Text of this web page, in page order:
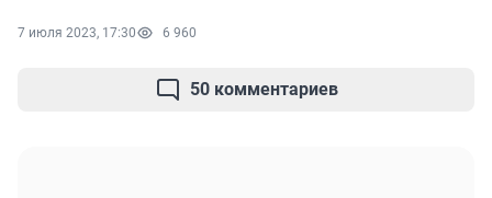
7 июля 2023, 17:30 6 960
50 комментариев